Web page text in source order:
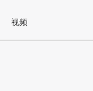
视频